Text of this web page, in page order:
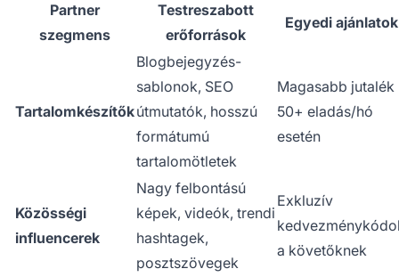
Partner
szegmens
Testreszabott
erőforrások
Egyedi ajánlatok
Tartalomkészítők
Blogbejegyzés-
sablonok, SEO
útmutatók, hosszú
formátumú
tartalomötletek
Magasabb jutalék
50+ eladás/hó
esetén
Közösségi
influencerek
Nagy felbontású
képek, videók, trendi
hashtagek,
posztszövegek
Exkluzív
a követőknek